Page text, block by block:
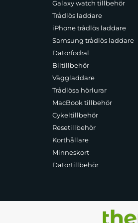
Galaxy watch tillbehör
Trådlös laddare
iPhone trådlös laddare
Samsung trådlös laddare
Datorfodral
Biltillbehör
Väggladdare
Trådlösa hörlurar
MacBook tillbehör
Cykeltillbehör
Resetillbehör
Korthållare
Minneskort
Datortillbehör